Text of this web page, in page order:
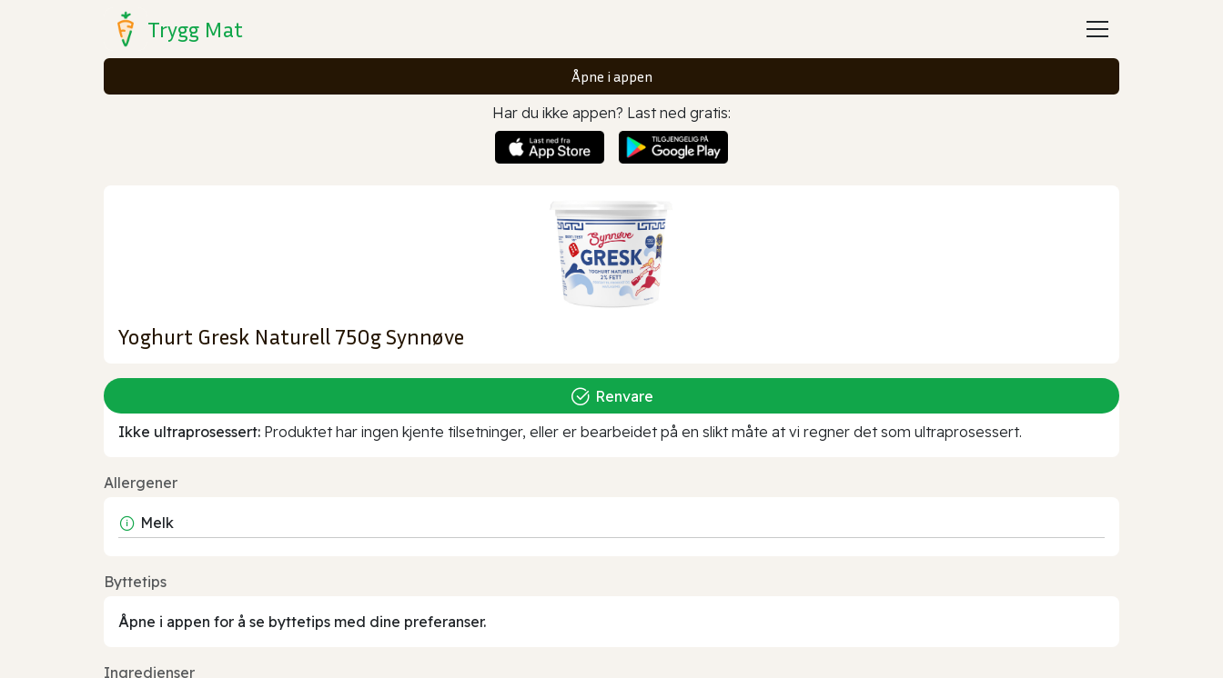
Trygg Mat
Åpne i appen
Har du ikke appen? Last ned gratis:
Yoghurt Gresk Naturell 750g Synnøve
Renvare
Ikke ultraprosessert: Produktet har ingen kjente tilsetninger, eller er bearbeidet på en slikt måte at vi regner det som ultraprosessert.
Allergener
Melk
Byttetips
Åpne i appen for å se byttetips med dine preferanser.
Ingredienser